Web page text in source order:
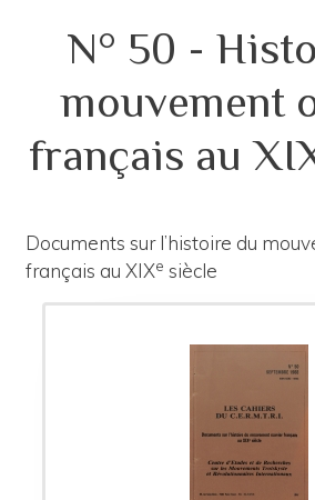
N° 50 -
mouvement
français au
Documents sur l’histoire du
français au XIXe siècle